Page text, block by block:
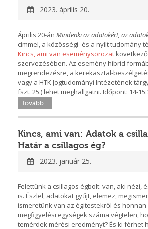
2023. április 20.
Április 20-án Mindenki az adatokért, az
címmel, a közösségi- és a nyílt tudomány
Kincs, ami van eseménysorozatkövetkező
szervezésében. Az esemény hibrid
megrendezésre, a kerekasztal-
vagy a HTK Jogtudományi Intézetének
fszt. 25.) lehet meghallgatni. Időpont: 14-
Tovább...
Kincs, ami van: Adatok a
Határ a csillagos ég?
2023. január 25.
Felettünk a csillagos égbolt: van, aki nézi,
is. Észlel, adatokat gyűjt, elemez,
ismeretünk van az égitestekről és honnan
megfigyelési egységek száma végtelen,
temérdek mérési eredményt? És ki férhet